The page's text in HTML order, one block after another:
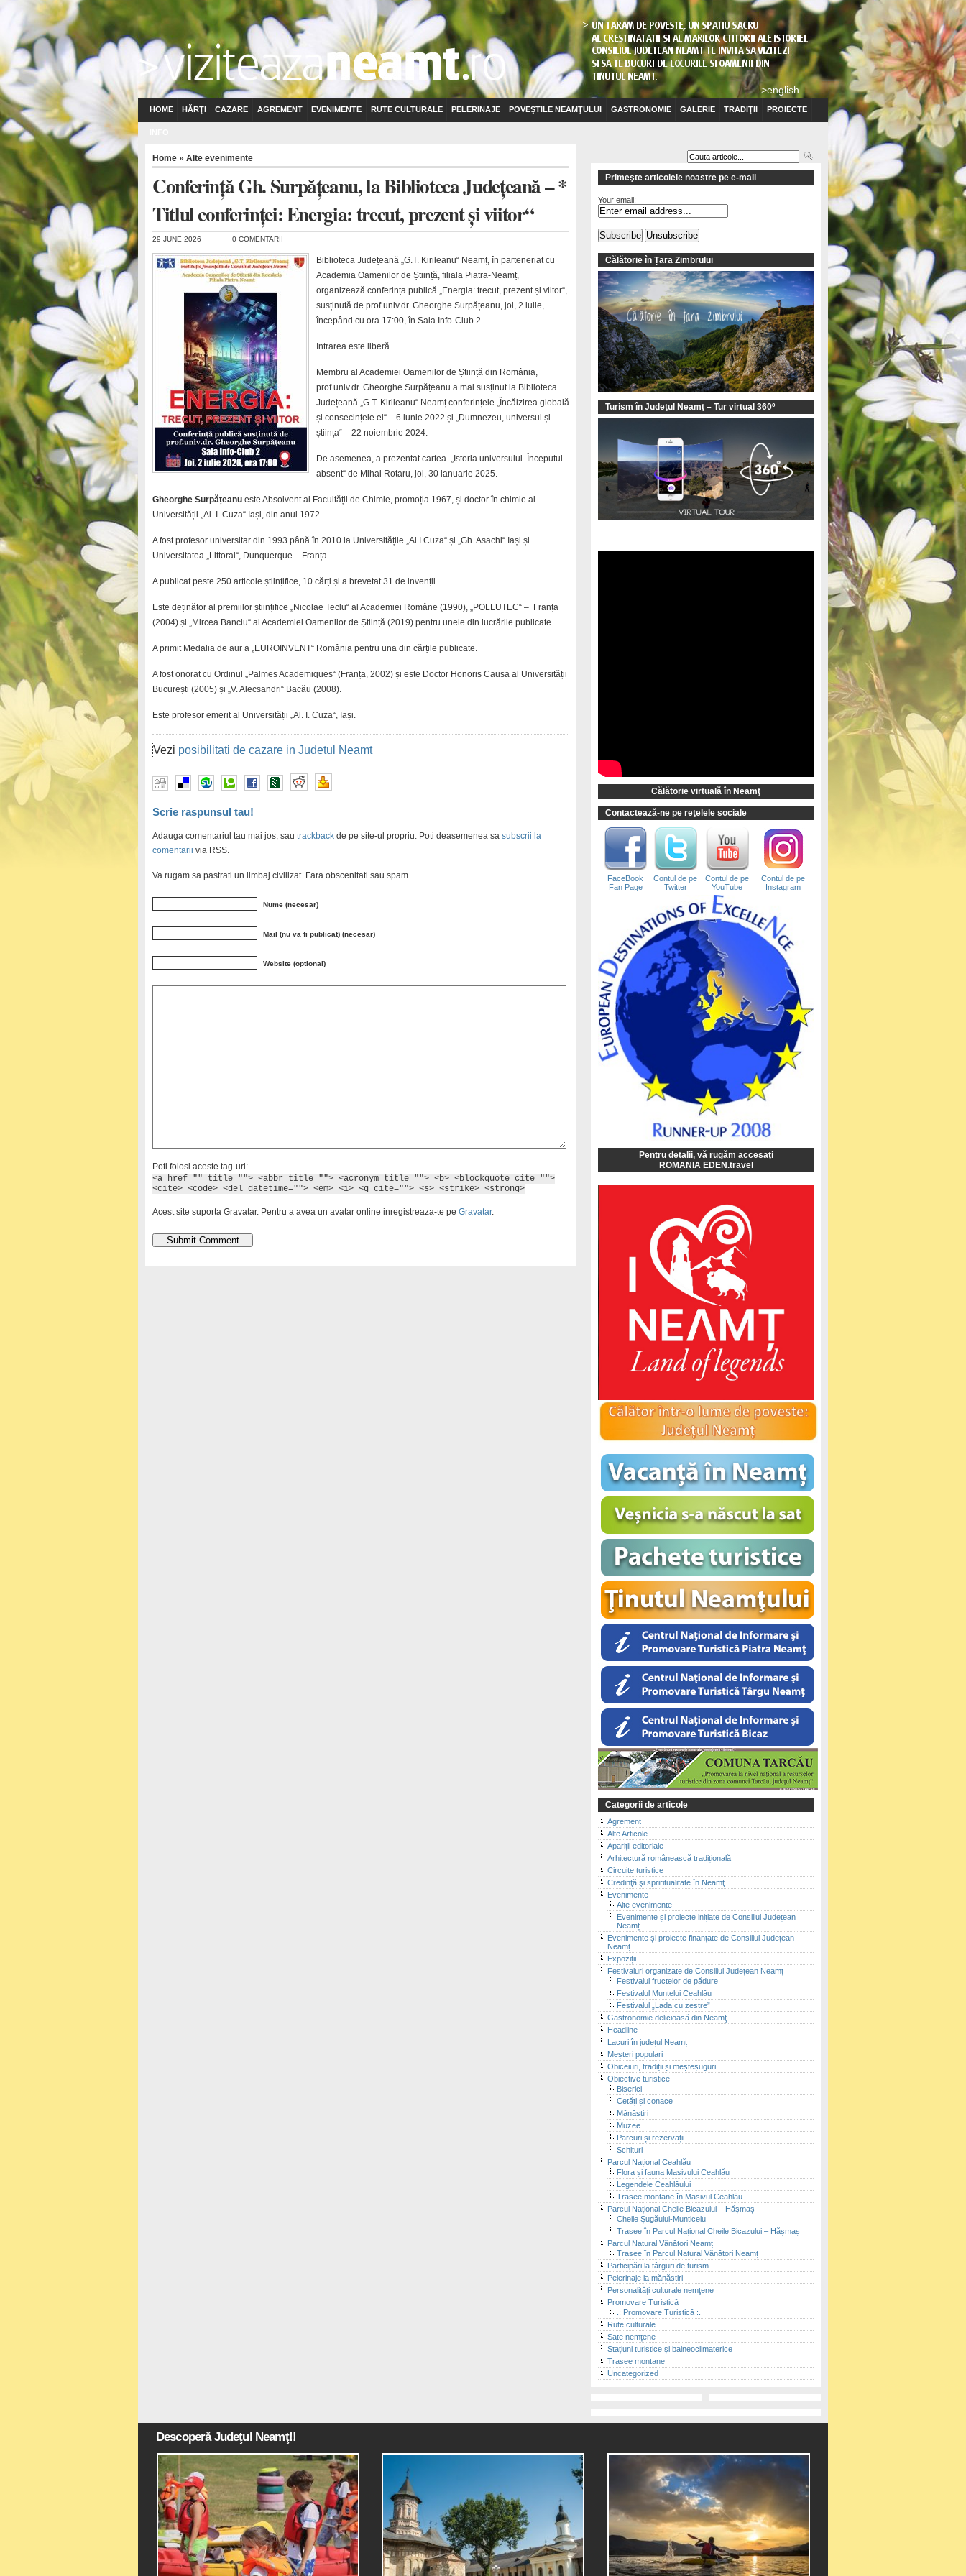
>english
HOME HĂRŢI CAZARE AGREMENT EVENIMENTE RUTE CULTURALE PELERINAJE POVEŞTILE NEAMŢULUI GASTRONOMIE GALERIE TRADIŢII PROIECTE
Home » Alte evenimente
Conferință Gh. Surpățeanu, la Biblioteca Județeană – *
Titlul conferinței: Energia: trecut, prezent și viitor“
29 JUNE 2026 0 COMENTARII
Biblioteca Județeană „G.T. Kirileanu“ Neamț, în parteneriat cu
Academia Oamenilor de Știință, filiala Piatra-Neamț,
organizează conferința publică „Energia: trecut, prezent și viitor“,
susținută de prof.univ.dr. Gheorghe Surpățeanu, joi, 2 iulie,
începând cu ora 17:00, în Sala Info-Club 2.
Intrarea este liberă.
Membru al Academiei Oamenilor de Știință din România,
prof.univ.dr. Gheorghe Surpățeanu a mai susținut la Biblioteca
Județeană „G.T. Kirileanu“ Neamț conferințele „Încălzirea globală
și consecințele ei“ – 6 iunie 2022 și „Dumnezeu, universul și
știința“ – 22 noiembrie 2024.
De asemenea, a prezentat cartea „Istoria universului. Începutul
absent“ de Mihai Rotaru, joi, 30 ianuarie 2025.
Gheorghe Surpățeanu este Absolvent al Facultății de Chimie, promoția 1967, și doctor în chimie al
Universității „Al. I. Cuza“ Iași, din anul 1972.
A fost profesor universitar din 1993 până în 2010 la Universitățile „Al.I Cuza“ și „Gh. Asachi“ Iași și
Universitatea „Littoral“, Dunquerque – Franța.
A publicat peste 250 articole științifice, 10 cărți și a brevetat 31 de invenții.
Este deținător al premiilor științifice „Nicolae Teclu“ al Academiei Române (1990), „POLLUTEC“ – Franța
(2004) și „Mircea Banciu“ al Academiei Oamenilor de Știință (2019) pentru unele din lucrările publicate.
A primit Medalia de aur a „EUROINVENT“ România pentru una din cărțile publicate.
A fost onorat cu Ordinul „Palmes Academiques“ (Franța, 2002) și este Doctor Honoris Causa al Universității
București (2005) și „V. Alecsandri“ Bacău (2008).
Este profesor emerit al Universității „Al. I. Cuza“, Iași.
Vezi posibilitati de cazare in Judetul Neamt
Scrie raspunsul tau!
Adauga comentariul tau mai jos, sau trackback de pe site-ul propriu. Poti deasemenea sa subscrii la
comentarii via RSS.
Va rugam sa pastrati un limbaj civilizat. Fara obscenitati sau spam.
Nume (necesar)
Mail (nu va fi publicat) (necesar)
Website (optional)
Poti folosi aceste tag-uri:
<a href="" title=""> <abbr title=""> <acronym title=""> <b> <blockquote cite="">
<cite> <code> <del datetime=""> <em> <i> <q cite=""> <s> <strike> <strong>
Acest site suporta Gravatar. Pentru a avea un avatar online inregistreaza-te pe Gravatar.
Primeşte articolele noastre pe e-mail
Your email:
Călătorie în Țara Zimbrului
Turism în Judeţul Neamţ – Tur virtual 360º
Călătorie virtuală în Neamţ
Contactează-ne pe reţelele sociale
FaceBook
Fan Page
Contul de pe
Twitter
Contul de pe
YouTube
Contul de pe
Instagram
Pentru detalii, vă rugăm accesaţi
ROMANIA EDEN.travel
Categorii de articole
Agrement
Alte Articole
Apariții editoriale
Arhitectură românească tradițională
Circuite turistice
Credinţă şi spriritualitate în Neamţ
Evenimente
Alte evenimente
Evenimente și proiecte inițiate de Consiliul Județean
Neamț
Evenimente și proiecte finanțate de Consiliul Județean
Neamț
Expoziții
Festivaluri organizate de Consiliul Județean Neamț
Festivalul fructelor de pădure
Festivalul Muntelui Ceahlău
Festivalul „Lada cu zestre”
Gastronomie delicioasă din Neamţ
Headline
Lacuri în județul Neamț
Meșteri populari
Obiceiuri, tradiții și meșteșuguri
Obiective turistice
Biserici
Cetăți și conace
Mănăstiri
Muzee
Parcuri și rezervații
Schituri
Parcul Național Ceahlău
Flora și fauna Masivului Ceahlău
Legendele Ceahlăului
Trasee montane în Masivul Ceahlău
Parcul Național Cheile Bicazului – Hășmaș
Cheile Șugăului-Munticelu
Trasee în Parcul Național Cheile Bicazului – Hășmaș
Parcul Natural Vânători Neamț
Trasee în Parcul Natural Vânători Neamț
Participări la târguri de turism
Pelerinaje la mănăstiri
Personalităţi culturale nemţene
Promovare Turistică
.: Promovare Turistică :.
Rute culturale
Sate nemțene
Stațiuni turistice și balneoclimaterice
Trasee montane
Uncategorized
Descoperă Judeţul Neamţ!!